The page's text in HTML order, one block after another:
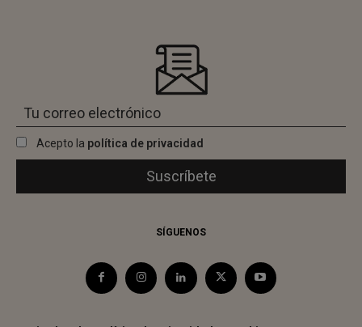
Acepto la política de privacidad
SÍGUENOS